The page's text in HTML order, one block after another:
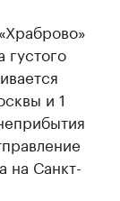
густого
и 1
на Санкт-